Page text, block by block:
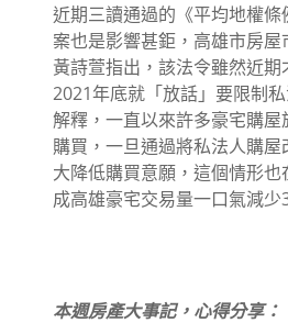
近期三讀通過的《平均地權
案也是影響甚鉅，高雄市房
黃詩萱指出，該法令雖然近
2021年底就「放話」要限制
解釋，一直以來許多豪宅購
購買，一旦通過將私法人購
大降低購買意願，這個情形
成高雄豪宅交易量一口氣減少
本週房產大事記，心得分享：